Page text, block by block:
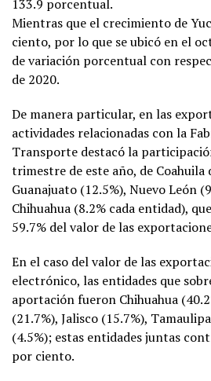
133.9 porcentual.
Mientras que el crecimiento de
ciento, por lo que se ubicó en el
de variación porcentual con
de 2020.
De manera particular, en las
actividades relacionadas con la
Transporte destacó la
trimestre de este año, de Coahuila
Guanajuato (12.5%), Nuevo León
Chihuahua (8.2% cada entidad),
59.7% del valor de las
En el caso del valor de las
electrónico, las entidades que
aportación fueron Chihuahua
(21.7%), Jalisco (15.7%),
(4.5%); estas entidades juntas
por ciento.